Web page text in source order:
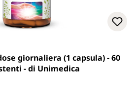
4.5 su 5 stelle
giornaliera (1 capsula) - 60
- di Unimedica